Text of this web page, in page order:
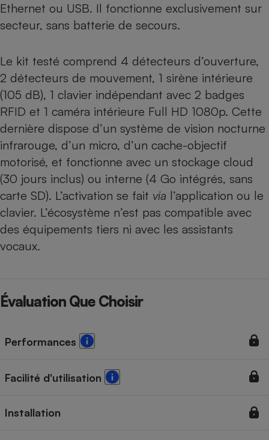
Ethernet ou USB. Il fonctionne exclusivement sur
secteur, sans batterie de secours.
Le kit testé comprend 4 détecteurs d’ouverture,
2 détecteurs de mouvement, 1 sirène intérieure
(105 dB), 1 clavier indépendant avec 2 badges
RFID et 1 caméra intérieure Full HD 1080p. Cette
dernière dispose d’un système de vision nocturne
infrarouge, d’un micro, d’un cache-objectif
motorisé, et fonctionne avec un stockage cloud
(30 jours inclus) ou interne (4 Go intégrés, sans
carte SD). L’activation se fait via l’application ou le
clavier. L’écosystème n’est pas compatible avec
des équipements tiers ni avec les assistants
vocaux.
Évaluation Que Choisir
Performances
Facilité d'utilisation
Installation